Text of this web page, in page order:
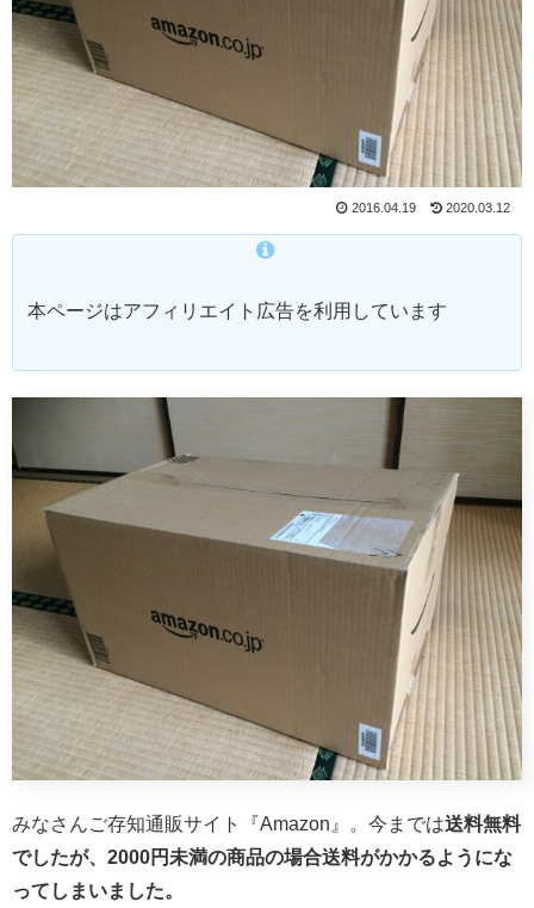
2016.04.19 2020.03.12
本ページはアフィリエイト広告を利用しています
みなさんご存知通販サイト『Amazon』。今までは送料無料
でしたが、 2000円未満の商品の場合送料がかかるようにな
ってしまいました。